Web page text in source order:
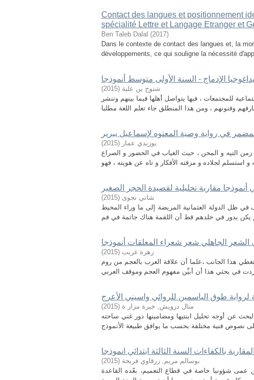
Contact des langues et positionnement
spécialité Lettre et Langage Etranger et
Ben Taleb Dalal (2017)
Dans le contexte de contact des langues et, la
développements, ce qui souligne la nécessité
الإدماج - السنة الأولى متوسط أنموذجا
شتوح بن علیة (
2015
)
للمجتمعات ، فيها يتواصل أهلها فيما بينهم وتنشر
في رواية وصية المعتوه لإسماعيل يبرير
بوزيدي عمار (
2015
)
التيه و المحن ، حيث الغياب في الحضور و الصراع
أنموذجا مقاربة تحليلية لقصيدة الحجر الصغير
شاتي نجوى (
2015
)
ظل الدولة العثمانية المريضة إلى ما وراء المحيط
الجاهلي شعر شعراء المعلقات أنموذجا
زهرة غريب (
2015
)
هذا الجانب ،علما أن علاقة العرب بالعجم من روم
لرواية طوق الياسمين للروائي واسيني الأعرج
منال درويش, خيرة مزار ة (
2015
)
عن أوجه تحليل ابنتيها ومضامينها دور غني ساحته
بالكفاءات السنة الثالثة ابتدائي انموذجا
بوسالم مريم, زرقاوي فريحة (
2015
)
عمى شؤونيا خاصة في قطاع التعميم، بعّده القاعدة